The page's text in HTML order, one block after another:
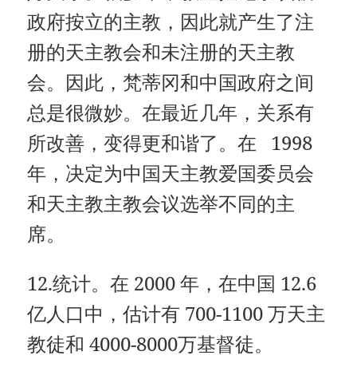
政府按立的主教，因此就产生了注
册的天主教会和未注册的天主教
会。因此，梵蒂冈和中国政府之间
总是很微妙。在最近几年，关系有
所改善，变得更和谐了。在 1998
年，决定为中国天主教爱国委员会
和天主教主教会议选举不同的主
席。
12.统计。在 2000 年，在中国 12.6
亿人口中，估计有 700-1100 万天主
教徒和 4000-8000万基督徒。